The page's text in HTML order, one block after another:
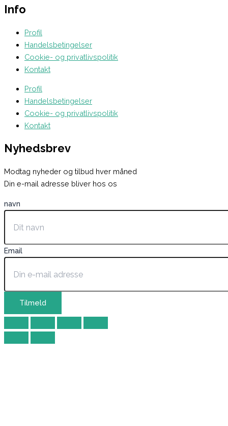
Info
Profil
Handelsbetingelser
Cookie- og privatlivspolitik
Kontakt
Profil
Handelsbetingelser
Cookie- og privatlivspolitik
Kontakt
Nyhedsbrev
Modtag nyheder og tilbud hver måned
Din e-mail adresse bliver hos os
navn
Email
Tilmeld